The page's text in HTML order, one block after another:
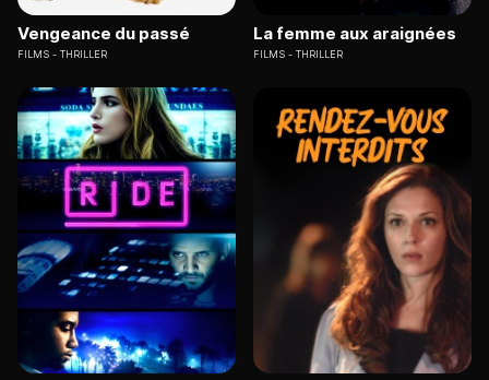
Vengeance du passé
FILMS THRILLER
La femme aux araignées
FILMS THRILLER